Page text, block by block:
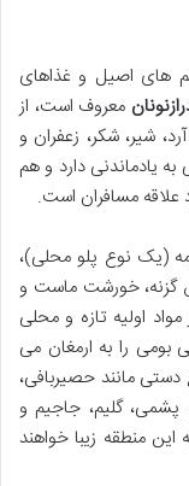
های اصیل و غذاهای
معروف است، از
شیر، شکر، زعفران و
یادماندنی دارد و هم
علاقه مسافران است.
(یک نوع پلو محلی)،
گزنه، خورشت ماست و
اولیه تازه و محلی
بومی را به ارمغان می
دستی مانند حصیربافی،
گلیم، جاجیم و
منطقه زیبا خواهند